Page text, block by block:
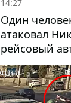
14:27
Один
атаковал
рейсовый